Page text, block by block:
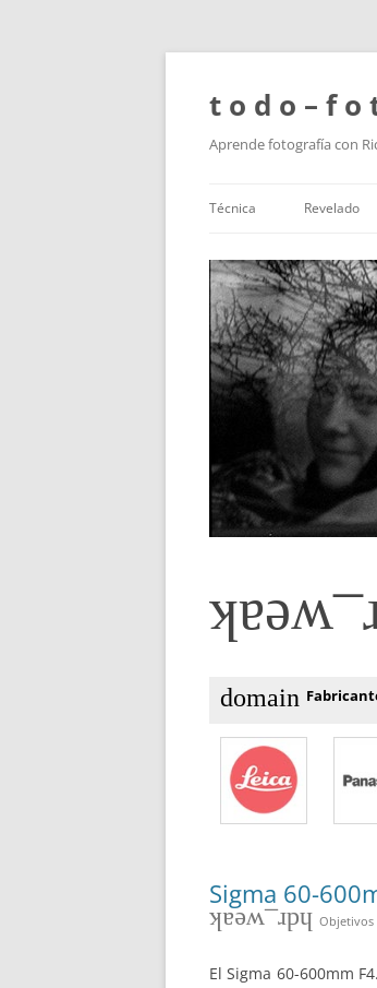
t o d o – f o
Aprende fotografía con
Técnica Revelado
domain
Sigma 60-
hdr_weak Objetivos
El Sigma 60-600mm